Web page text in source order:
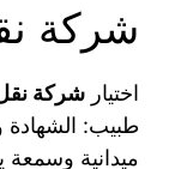
شركة
اختيار شركة
طبيب: الشهادة